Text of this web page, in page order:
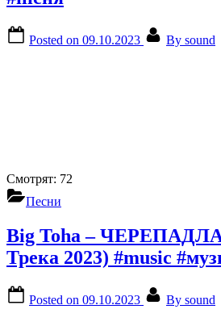
Posted on 09.10.2023 By sound
Смотрят: 72
Песни
Big Toha – ЧЕРЕПАДЛА
Трека 2023) #music
Posted on 09.10.2023 By sound